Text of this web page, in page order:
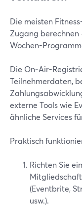
Die meisten
Zugang berechnen
Wochen-
Die On‑Air-
Teilnehmerdaten,
externe Tools wie
ähnliche Services
Praktisch
Richten Sie
(Eventbrite,
usw.).